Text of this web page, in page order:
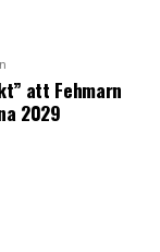
att Fehmarn
2029